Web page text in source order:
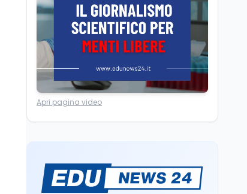
del Sommo Poeta
Cultura7 ago
Franca Ghitti a Santa
Giulia: il quarto capitolo
Scuola7 ago
“Noi siamo le Scuole”:
Sparatoria a Bangkok:
studente 14enne uccide
Apri pagina video